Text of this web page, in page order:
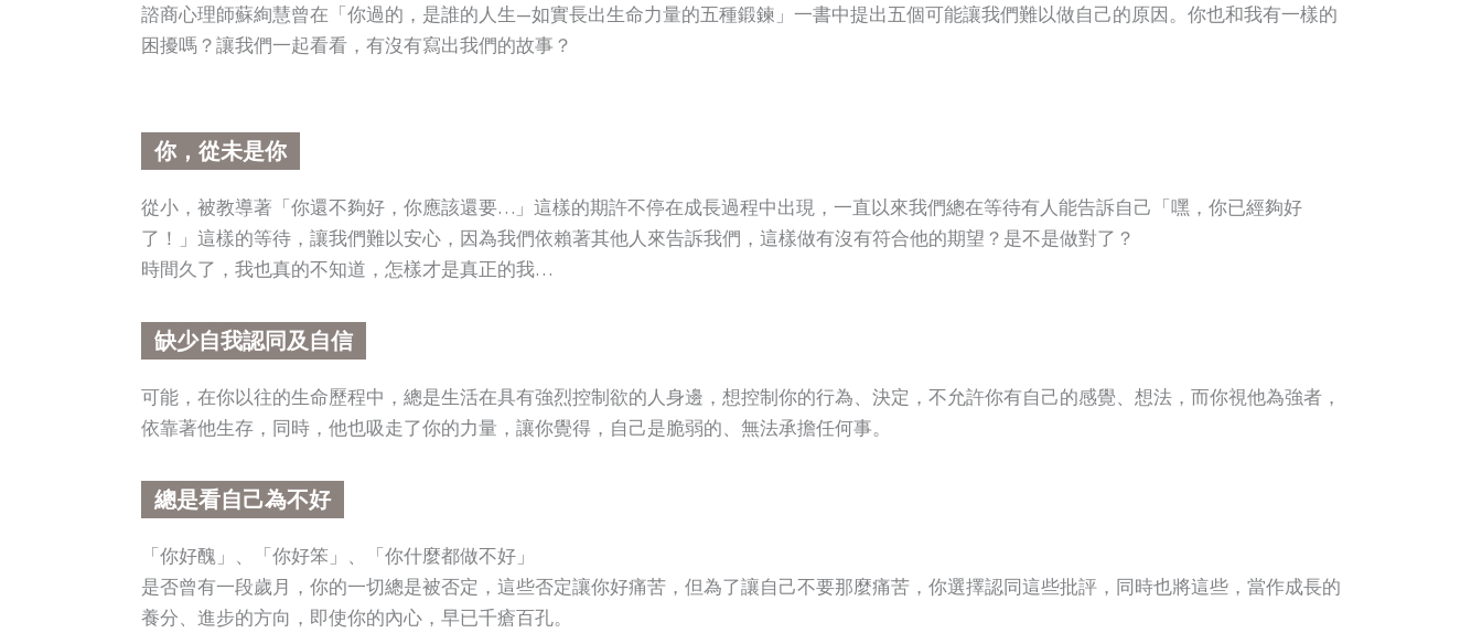
諮商心理師蘇絢慧曾在「你過的，是誰的人生—如實長出生命力量的五種鍛鍊」一書中提出五個可能讓我們難以做自己的原因。你也和我有一樣的
困擾嗎？讓我們一起看看，有沒有寫出我們的故事？
你，從未是你
從小，被教導著「你還不夠好，你應該還要…」這樣的期許不停在成長過程中出現，一直以來我們總在等待有人能告訴自己「嘿，你已經夠好
了！」這樣的等待，讓我們難以安心，因為我們依賴著其他人來告訴我們，這樣做有沒有符合他的期望？是不是做對了？
時間久了，我也真的不知道，怎樣才是真正的我…
缺少自我認同及自信
可能，在你以往的生命歷程中，總是生活在具有強烈控制欲的人身邊，想控制你的行為、決定，不允許你有自己的感覺、想法，而你視他為強者，
依靠著他生存，同時，他也吸走了你的力量，讓你覺得，自己是脆弱的、無法承擔任何事。
總是看自己為不好
「你好醜」、「你好笨」、「你什麼都做不好」
是否曾有一段歲月，你的一切總是被否定，這些否定讓你好痛苦，但為了讓自己不要那麼痛苦，你選擇認同這些批評，同時也將這些，當作成長的
養分、進步的方向，即使你的內心，早已千瘡百孔。